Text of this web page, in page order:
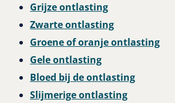
Grijze ontlasting
Zwarte ontlasting
Groene of oranje ontlasting
Gele ontlasting
Bloed bij de ontlasting
Slijmerige ontlasting